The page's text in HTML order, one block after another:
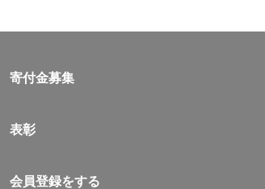
寄付金募集
表彰
会員登録をする